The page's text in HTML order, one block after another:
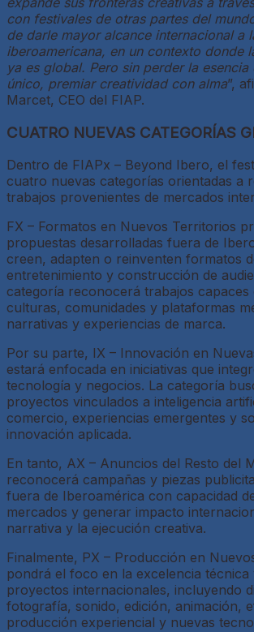
con festivales de otras partes del
de darle mayor alcance internacional a
iberoamericana, en un contexto donde
ya es global. Pero sin perder la esencia
único, premiar creatividad con alma”,
Marcet, CEO del FIAP.
CUATRO NUEVAS CATEGORÍAS
Dentro de FIAPx – Beyond Ibero, el
cuatro nuevas categorías orientadas a
trabajos provenientes de mercados
FX – Formatos en Nuevos Territorios
propuestas desarrolladas fuera de
creen, adapten o reinventen formatos
entretenimiento y construcción de
categoría reconocerá trabajos capaces
culturas, comunidades y plataformas
narrativas y experiencias de marca.
Por su parte, IX – Innovación en
estará enfocada en iniciativas que
tecnología y negocios. La categoría
proyectos vinculados a inteligencia
comercio, experiencias emergentes y
innovación aplicada.
En tanto, AX – Anuncios del Resto del
reconocerá campañas y piezas
fuera de Iberoamérica con capacidad
mercados y generar impacto
narrativa y la ejecución creativa.
Finalmente, PX – Producción en
pondrá el foco en la excelencia técnica
proyectos internacionales, incluyendo
fotografía, sonido, edición, animación,
producción experiencial y nuevas